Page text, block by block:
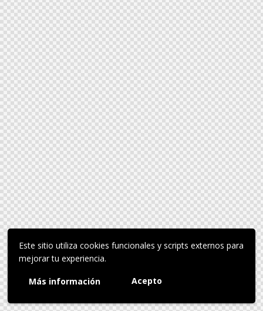
Este sitio utiliza cookies funcionales y scripts externos para
mejorar tu experiencia.
Más información Acepto